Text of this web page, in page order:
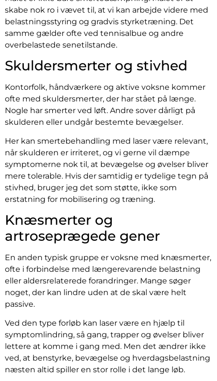
skabe nok ro i vævet til, at vi kan arbejde videre med
belastningsstyring og gradvis styrketræning. Det
samme gælder ofte ved tennisalbue og andre
overbelastede senetilstande.
Skuldersmerter og stivhed
Kontorfolk, håndværkere og aktive voksne kommer
ofte med skuldersmerter, der har stået på længe.
Nogle har smerter ved løft. Andre sover dårligt på
skulderen eller undgår bestemte bevægelser.
Her kan smertebehandling med laser være relevant,
når skulderen er irriteret, og vi gerne vil dæmpe
symptomerne nok til, at bevægelse og øvelser bliver
mere tolerable. Hvis der samtidig er tydelige tegn på
stivhed, bruger jeg det som støtte, ikke som
erstatning for mobilisering og træning.
Knæsmerter og
artroseprægede gener
En anden typisk gruppe er voksne med knæsmerter,
ofte i forbindelse med længerevarende belastning
eller aldersrelaterede forandringer. Mange søger
noget, der kan lindre uden at de skal være helt
passive.
Ved den type forløb kan laser være en hjælp til
symptomlindring, så gang, trapper og øvelser bliver
lettere at komme i gang med. Men det ændrer ikke
ved, at benstyrke, bevægelse og hverdagsbelastning
næsten altid spiller en stor rolle i det lange løb.